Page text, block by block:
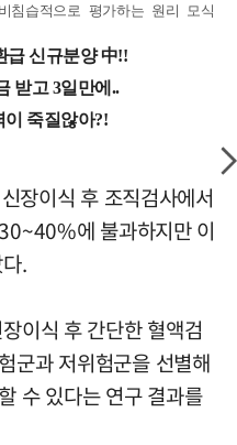
침습적으로 평가하는 원리 모식
장이식 후 조직검사에서
에 불과하지만 이
.
이식 후 간단한 혈액검
군과 저위험군을 선별해
수 있다는 연구 결과를